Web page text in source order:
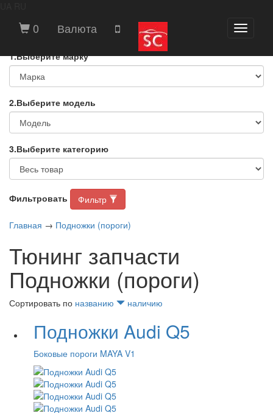
Toggle
0 Валюта
ВЫБЕРИТЕ МАРКУ И МОДЕЛЬ
АВТОМОБИЛЯ
1.Выберите марку
2.Выберите модель
3.Выберите категорию
Фильтровать Фильтр
Главная → Подножки (пороги)
Тюнинг запчасти
Подножки (пороги)
Сортировать по названию наличию
Подножки Audi Q5
Боковые пороги MAYA V1